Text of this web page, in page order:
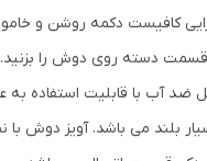
کافیست دکمه روشن و
دسته روی دوش را بزنید.
آب با قابلیت استفاده به
بلند می باشد. آویز دوش